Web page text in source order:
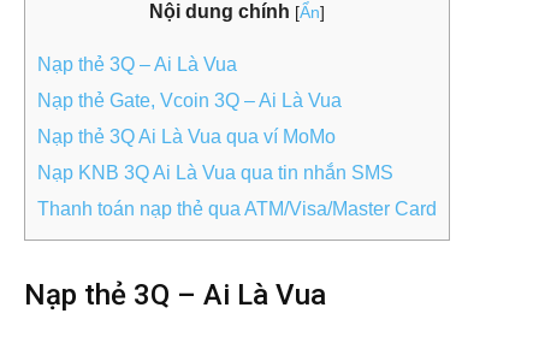
Nội dung chính [Ẩn]
Nạp thẻ 3Q – Ai Là Vua
Nạp thẻ Gate, Vcoin 3Q – Ai Là Vua
Nạp thẻ 3Q Ai Là Vua qua ví MoMo
Nạp KNB 3Q Ai Là Vua qua tin nhắn SMS
Thanh toán nạp thẻ qua ATM/Visa/Master Card
Nạp thẻ 3Q – Ai Là Vua